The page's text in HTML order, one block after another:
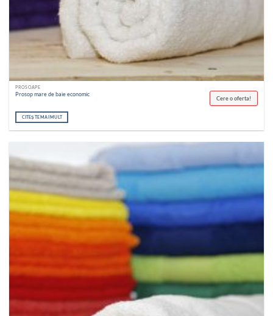
PROSOAPE
Prosop mare de baie economic
Cere o oferta!
CITEȘTE MAI MULT